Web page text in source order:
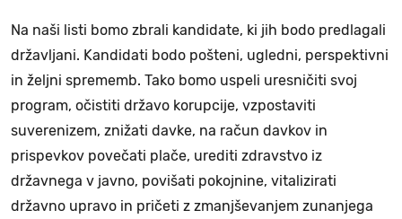
Na naši listi bomo zbrali kandidate, ki jih bodo predlagali
državljani. Kandidati bodo pošteni, ugledni, perspektivni
in željni sprememb. Tako bomo uspeli uresničiti svoj
program, očistiti državo korupcije, vzpostaviti
suverenizem, znižati davke, na račun davkov in
prispevkov povečati plače, urediti zdravstvo iz
državnega v javno, povišati pokojnine, vitalizirati
državno upravo in pričeti z zmanjševanjem zunanjega